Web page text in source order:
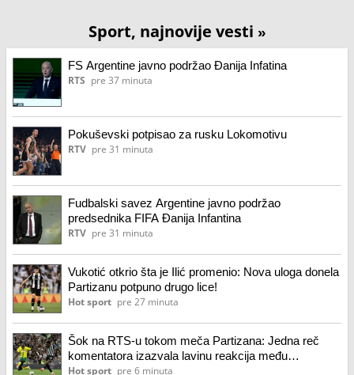
Sport, najnovije vesti »
FS Argentine javno podržao Đanija Infatina
RTS pre 37 minuta
Pokuševski potpisao za rusku Lokomotivu
RTV pre 31 minuta
Fudbalski savez Argentine javno podržao
predsednika FIFA Đanija Infantina
RTV pre 31 minuta
Vukotić otkrio šta je Ilić promenio: Nova uloga donela
Partizanu potpuno drugo lice!
Hot sport pre 27 minuta
Šok na RTS-u tokom meča Partizana: Jedna reč
komentatora izazvala lavinu reakcija među
Grobarima! (video)
Hot sport pre 6 minuta